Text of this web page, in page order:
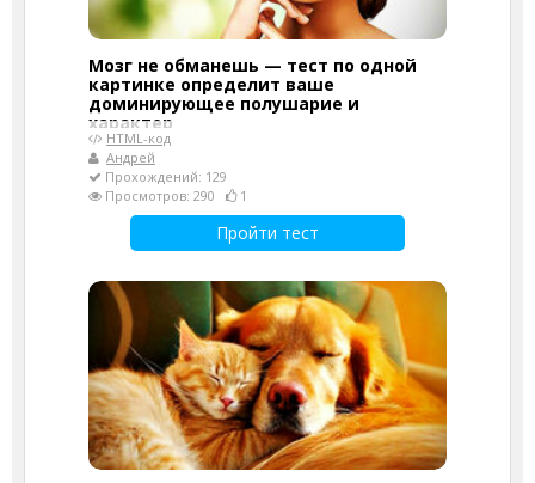
Мозг не обманешь — тест по одной
картинке определит ваше
доминирующее полушарие и
характер
HTML-код
Андрей
Прохождений: 129
Просмотров: 290
1
Пройти тест